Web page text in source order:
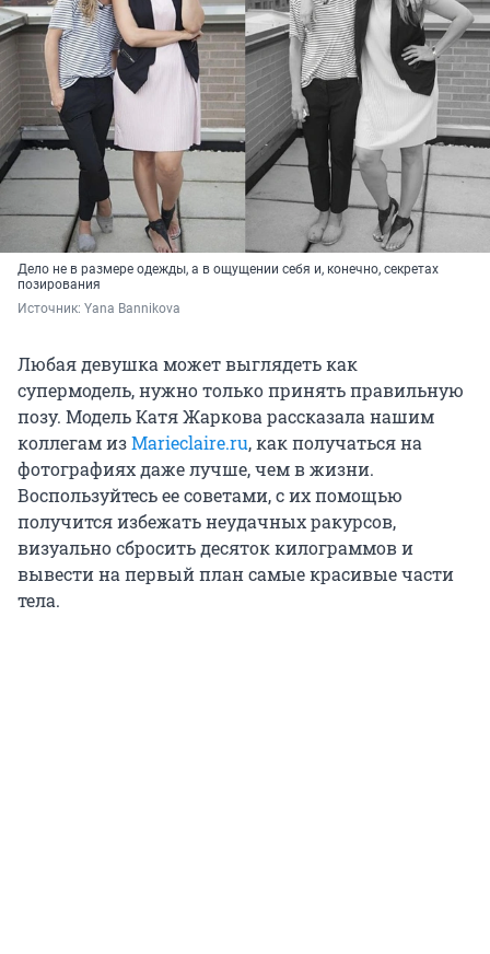
Дело не в размере одежды, а в ощущении себя и, конечно, секретах
позирования
Источник: Yana Bannikova
Любая девушка может выглядеть как
супермодель, нужно только принять правильную
позу. Модель Катя Жаркова рассказала нашим
коллегам изMarieclaire.ru, как получаться на
фотографиях даже лучше, чем в жизни.
Воспользуйтесь ее советами, с их помощью
получится избежать неудачных ракурсов,
визуально сбросить десяток килограммов и
вывести на первый план самые красивые части
тела.